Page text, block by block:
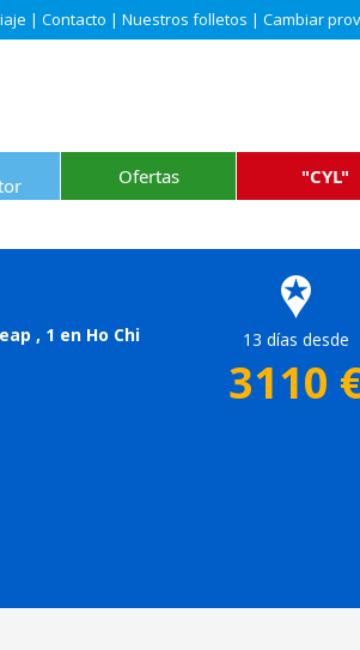
| Contacto | Nuestros folletos | Cambiar
Ofertas "CYL"
, 1 en Ho Chi
13 días desde
3110